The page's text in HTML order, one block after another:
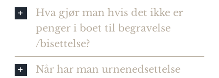
Hva gjør man hvis det ikke er
penger i boet til begravelse
/bisettelse?
Når har man urnenedsettelse